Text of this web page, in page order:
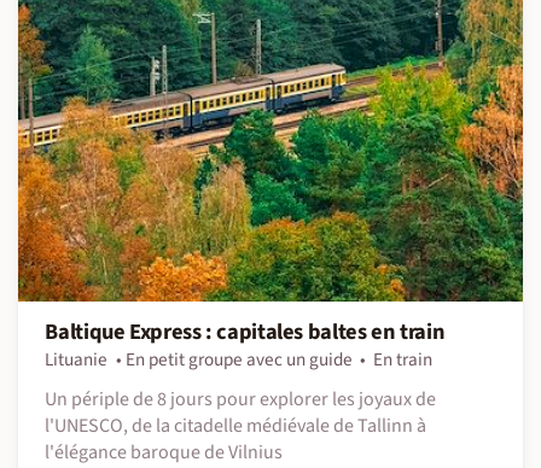
Baltique Express : capitales baltes en train
Lituanie En petit groupe avec un guide
En train
Un périple de 8 jours pour explorer les joyaux de
l'UNESCO, de la citadelle médiévale de Tallinn à
l'élégance baroque de Vilnius